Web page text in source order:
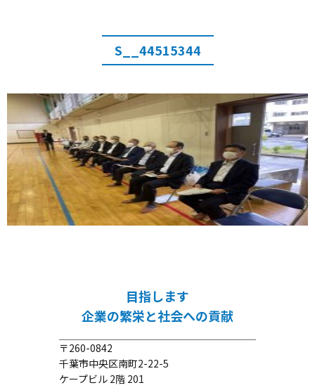
S__44515344
目指します
企業の繁栄と社会への貢献
〒260-0842
千葉市中央区南町2-22-5
ケープビル 2階 201